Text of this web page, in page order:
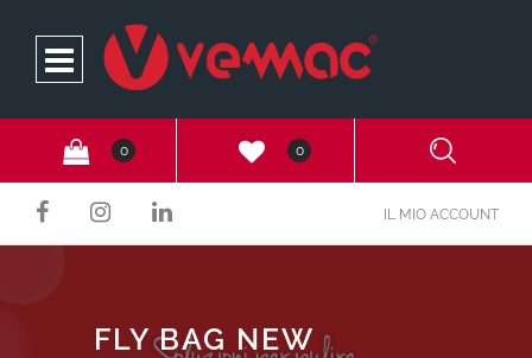
Open
0 0
IL MIO ACCOUNT
FLY BAG NEW